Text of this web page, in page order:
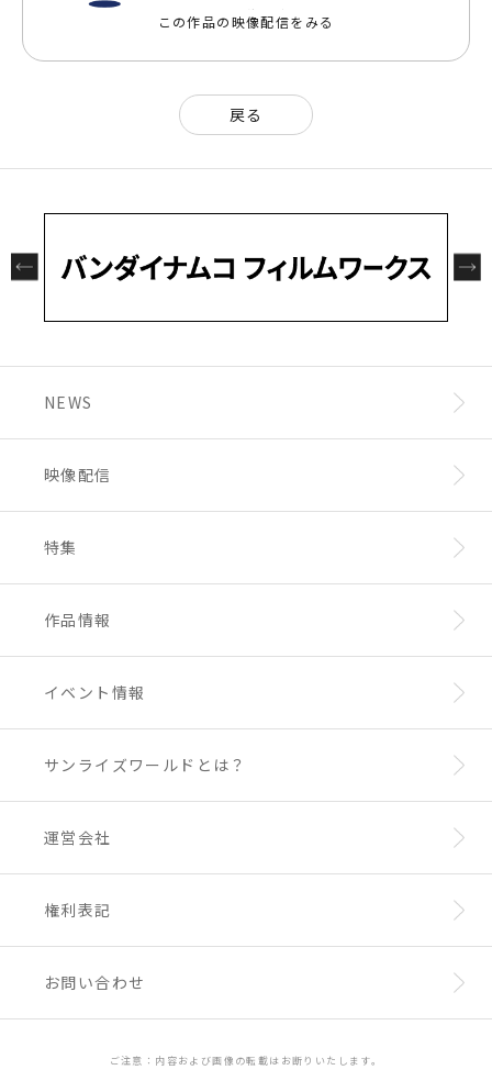
この作品の映像配信をみる
戻る
NEWS
映像配信
特集
作品情報
イベント情報
サンライズワールドとは？
運営会社
権利表記
お問い合わせ
ご注意：内容および画像の転載はお断りいたします。